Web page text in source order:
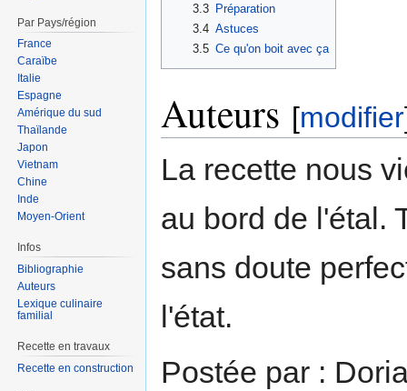
3.3
Préparation
3.4 Astuces
3.5 Ce qu'on boit avec ça
Auteurs [modifier
La recette nous
au bord de l'étal.
sans doute
l'état.
Postée par :
Par Pays/région
France
Caraïbe
Italie
Espagne
Amérique du sud
Thaïlande
Japon
Vietnam
Chine
Inde
Moyen-Orient
Infos
Bibliographie
Auteurs
Lexique culinaire
familial
Recette en travaux
Recette en construction